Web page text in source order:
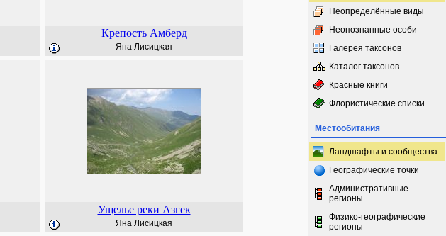
Крепость Амберд
Яна Лисицкая
Ущелье реки Азгек
Яна Лисицкая
Неопределённые виды
Неопознанные особи
Галерея таксонов
Каталог таксонов
Красные книги
Флористические списки
Местообитания
Ландшафты и сообщества
Географические точки
Административные
регионы
Физико-географические
регионы